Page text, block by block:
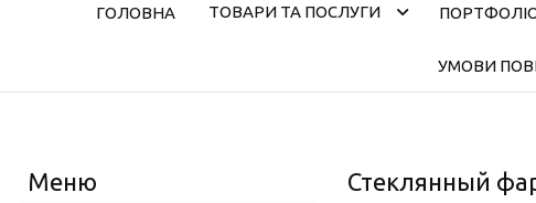
ГОЛОВНА ТОВАРИ ТА ПОСЛУГИ
УМОВИ
Стеклянный